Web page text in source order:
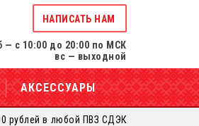
НАПИСАТЬ НАМ
— с 10:00 до 20:00 по МСК
вс — выходной
АКСЕССУАРЫ
рублей в любой ПВЗ СДЭК